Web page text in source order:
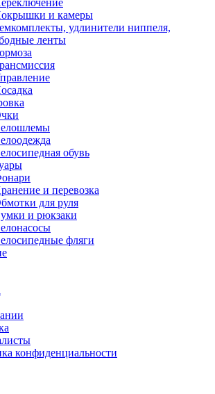
и камеры
удлинители ниппеля,
ленты
обувь
и перевозка
для руля
и рюкзаки
фляги
конфиденциальности